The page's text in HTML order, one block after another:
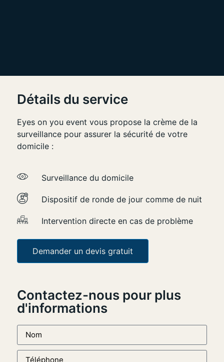
Détails du service
Eyes on you event vous propose la crème de la
surveillance pour assurer la sécurité de votre
domicile :
Surveillance du domicile
Dispositif de ronde de jour comme de nuit
Intervention directe en cas de problème
Demander un devis gratuit
Contactez-nous pour plus
d'informations